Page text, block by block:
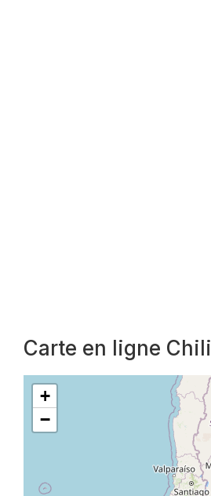
Carte en ligne Chili
+
−